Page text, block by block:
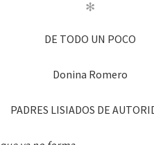
✻
DE TODO UN POCO
Donina Romero
PADRES LISIADOS DE